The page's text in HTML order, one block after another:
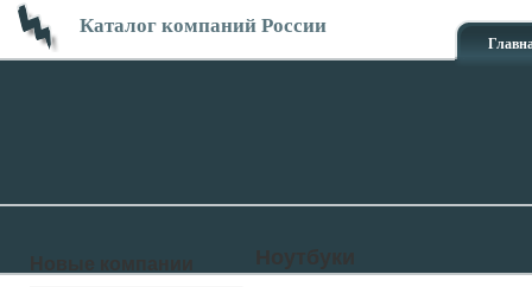
Каталог компаний России